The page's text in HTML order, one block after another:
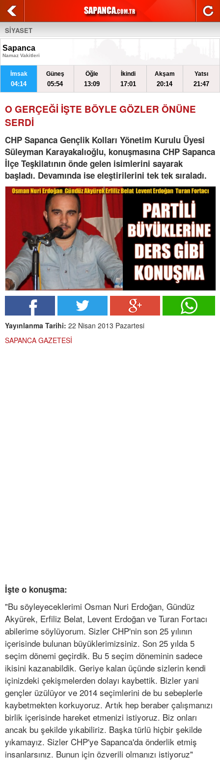
SİYASET
Sapanca
Namaz Vakitleri
İmsak
04:14
Güneş
05:54
Öğle
13:09
İkindi
17:01
Akşam
20:14
Yatsı
21:47
O GERÇEĞİ İŞTE BÖYLE GÖZLER ÖNÜNE
SERDİ
CHP Sapanca Gençlik Kolları Yönetim Kurulu Üyesi
Süleyman Karayakalıoğlu, konuşmasına CHP Sapanca
İlçe Teşkilatının önde gelen isimlerini sayarak
başladı. Devamında ise eleştirilerini tek tek sıraladı.
Yayınlanma Tarihi: 22 Nisan 2013 Pazartesi
SAPANCA GAZETESİ
İşte o konuşma:
"Bu söyleyeceklerimi Osman Nuri Erdoğan, Gündüz
Akyürek, Erfiliz Belat, Levent Erdoğan ve Turan Fortacı
abilerime söylüyorum. Sizler CHP'nin son 25 yılının
içerisinde bulunan büyüklerimizsiniz. Son 25 yılda 5
seçim dönemi geçirdik. Bu 5 seçim döneminin sadece
ikisini kazanabildik. Geriye kalan üçünde sizlerin kendi
içinizdeki çekişmelerden dolayı kaybettik. Bizler yani
gençler üzülüyor ve 2014 seçimlerini de bu sebeplerle
kaybetmekten korkuyoruz. Artık hep beraber çalışmanızı
birlik içerisinde hareket etmenizi istiyoruz. Biz onları
ancak bu şekilde yıkabiliriz. Başka türlü hiçbir şekilde
yıkamayız. Sizler CHP'ye Sapanca'da önderlik etmiş
insanlarsınız. Bunun için özverili olmanızı istiyoruz"